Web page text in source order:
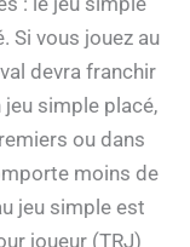
Si vous jouez au
devra franchir
jeu simple placé,
ou dans
moins de
jeu simple est
joueur (TRJ)